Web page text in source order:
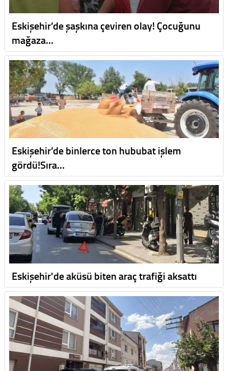
Eskişehir’de şaşkına çeviren olay! Çocuğunu
mağaza…
Eskişehir’de binlerce ton hububat işlem
gördü!Sıra…
Eskişehir'de aküsü biten araç trafiği aksattı